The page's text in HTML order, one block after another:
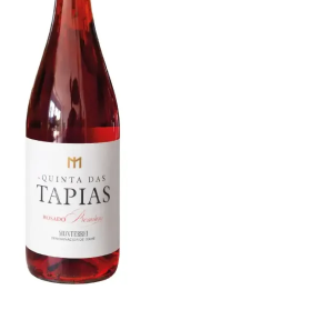
ENGADIR AO CARRO